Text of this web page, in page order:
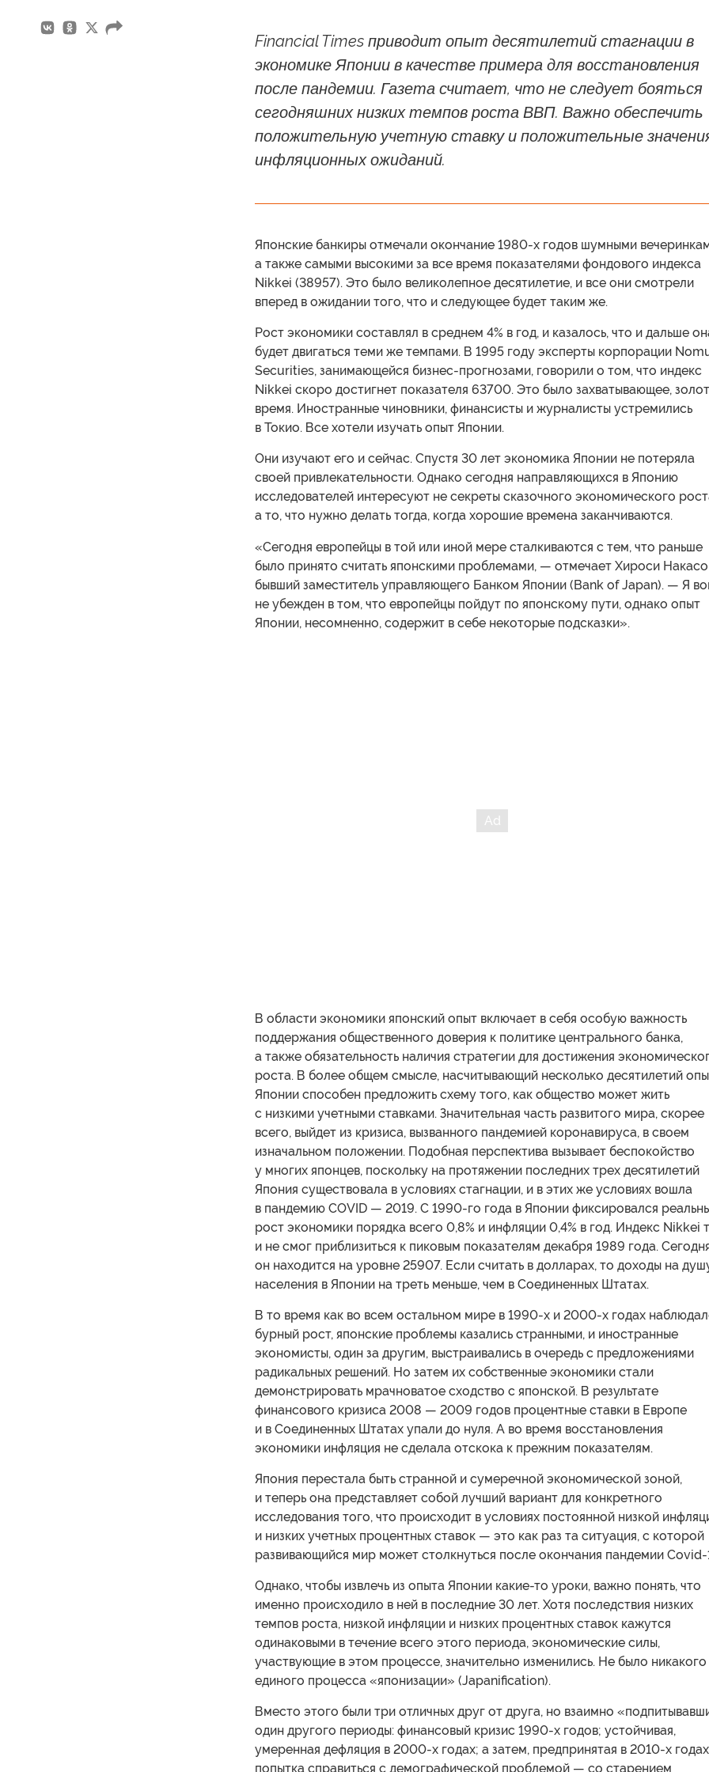
Financial Times приводит опыт десятилетий стагнации в
экономике Японии в качестве примера для восстановления
после пандемии. Газета считает, что не следует бояться
сегодняшних низких темпов роста ВВП. Важно обеспечить
положительную учетную ставку и положительные
инфляционных ожиданий.
Японские банкиры отмечали окончание 1980-х годов шумными
а также самыми высокими за все время показателями фондового индекса
Nikkei (38957). Это было великолепное десятилетие, и все они смотрели
вперед в ожидании того, что и следующее будет таким же.
Рост экономики составлял в среднем 4% в год, и казалось, что и дальше
будет двигаться теми же темпами. В 1995 году эксперты корпорации
Securities, занимающейся бизнес-прогнозами, говорили о том, что индекс
Nikkei скоро достигнет показателя 63700. Это было захватывающее,
время. Иностранные чиновники, финансисты и журналисты устремились
в Токио. Все хотели изучать опыт Японии.
Они изучают его и сейчас. Спустя 30 лет экономика Японии не потеряла
своей привлекательности. Однако сегодня направляющихся в Японию
исследователей интересуют не секреты сказочного экономического
а то, что нужно делать тогда, когда хорошие времена заканчиваются.
«Сегодня европейцы в той или иной мере сталкиваются с тем, что раньше
было принято считать японскими проблемами, — отмечает Хироси
бывший заместитель управляющего Банком Японии (Bank of Japan). — Я
не убежден в том, что европейцы пойдут по японскому пути, однако опыт
Японии, несомненно, содержит в себе некоторые подсказки».
В области экономики японский опыт включает в себя особую важность
поддержания общественного доверия к политике центрального банка,
а также обязательность наличия стратегии для достижения
роста. В более общем смысле, насчитывающий несколько десятилетий
Японии способен предложить схему того, как общество может жить
с низкими учетными ставками. Значительная часть развитого мира, скорее
всего, выйдет из кризиса, вызванного пандемией коронавируса, в своем
изначальном положении. Подобная перспектива вызывает беспокойство
у многих японцев, поскольку на протяжении последних трех десятилетий
Япония существовала в условиях стагнации, и в этих же условиях вошла
в пандемию COVID — 2019. С 1990-го года в Японии фиксировался
рост экономики порядка всего 0,8% и инфляции 0,4% в год. Индекс Nikkei
и не смог приблизиться к пиковым показателям декабря 1989 года.
он находится на уровне 25907. Если считать в долларах, то доходы на
населения в Японии на треть меньше, чем в Соединенных Штатах.
В то время как во всем остальном мире в 1990-х и 2000-х годах
бурный рост, японские проблемы казались странными, и иностранные
экономисты, один за другим, выстраивались в очередь с предложениями
радикальных решений. Но затем их собственные экономики стали
демонстрировать мрачноватое сходство с японской. В результате
финансового кризиса 2008 — 2009 годов процентные ставки в Европе
и в Соединенных Штатах упали до нуля. А во время восстановления
экономики инфляция не сделала отскока к прежним показателям.
Япония перестала быть странной и сумеречной экономической зоной,
и теперь она представляет собой лучший вариант для конкретного
исследования того, что происходит в условиях постоянной низкой
и низких учетных процентных ставок — это как раз та ситуация, с которой
развивающийся мир может столкнуться после окончания пандемии Covid-
Однако, чтобы извлечь из опыта Японии какие-то уроки, важно понять, что
именно происходило в ней в последние 30 лет. Хотя последствия низких
темпов роста, низкой инфляции и низких процентных ставок кажутся
одинаковыми в течение всего этого периода, экономические силы,
участвующие в этом процессе, значительно изменились. Не было никакого
единого процесса «японизации» (Japanification).
Вместо этого были три отличных друг от друга, но взаимно
один другого периоды: финансовый кризис 1990-х годов; устойчивая,
умеренная дефляция в 2000-х годах; а затем, предпринятая в 2010-х годах
попытка справиться с демографической проблемой — со старением